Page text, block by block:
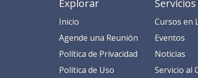
Explorar
Inicio
​​​​​​​​​​​​​​​​​​​​​​​​​​​​A​gend​e ​u​na​ Reunión​
​​​​​​P​o​l​ítica de Privacidad
​​​​​​​​​​​P​o​l​í​t​ic​a​ d​e ​U​so​
Servicios
​​​​​​​​​C​​ur​sos en​
​​E​​​​​v​ent​os​​​
​​​​​​N​o​t​ic​ia​s​
​​​​​​​​​​​​​​​​S​e​r​v​i​ci​o​ a​l